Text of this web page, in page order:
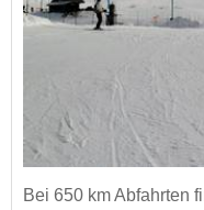
Bei 650 km Abfahrten